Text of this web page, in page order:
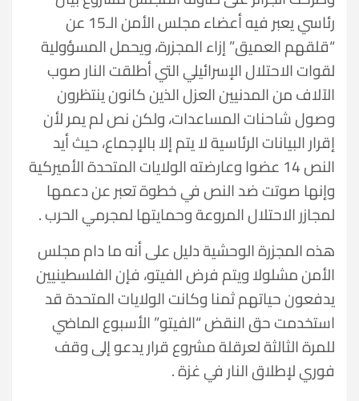
رئاسي يعبر فيه أعضاء مجلس الأمن الـ15 عن
“قلقهم العميق” إزاء المجزرة، ويحمل المسؤولية
لقوات الاحتلال الإسرائيلي التي أطلقت النار صوب
الآلاف من المدنيين العزل الذين كانون ينتظرون
وصول شاحنات المساعدات، ولكن نص لم يمر لأن
إقرار البيانات الرئاسية لا يتم إلا بالإجماع، حيث أيد
النص 14 عضوا وعارضته الولايات المتحدة الأميركية
وإنها صوتت ضد النص في خطوة تعبر عن دعمها
لمجازر الاحتلال المروعة وحمايتها لمجرمي الحرب .
هذه المجزرة الوحشية دليل على أنه ما دام مجلس
الأمن مشلولا ويتم فرض الفيتو، فإن الفلسطينيين
يدفعون حياتهم ثمنا وكانت الولايات المتحدة قد
استخدمت حق النقض “الفيتو” الأسبوع الماضي
للمرة الثالثة لعرقلة مشروع قرار يدعو إلى وقف
فوري لإطلاق النار في غزة .